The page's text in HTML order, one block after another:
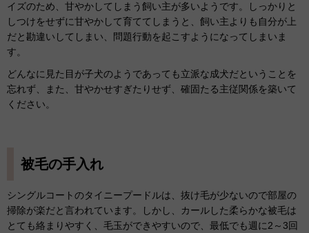
イズのため、甘やかしてしまう飼い主が多いようです。しっかりと
しつけをせずに甘やかして育ててしまうと、飼い主よりも自分が上
だと勘違いしてしまい、問題行動を起こすようになってしまいま
す。
どんなに見た目が子犬のようであっても立派な成犬だということを
忘れず、また、甘やかせすぎたりせず、確固たる主従関係を築いて
ください。
被毛の手入れ
シングルコートのタイニープードルは、抜け毛が少ないので部屋の
掃除が楽だと言われています。しかし、カールした柔らかな被毛は
とても絡まりやすく、毛玉ができやすいので、最低でも週に2～3回